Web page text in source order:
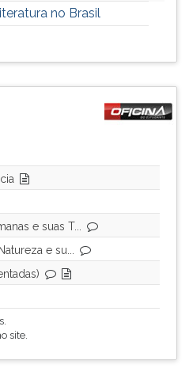
no Brasil
e suas T...
e su...
site.